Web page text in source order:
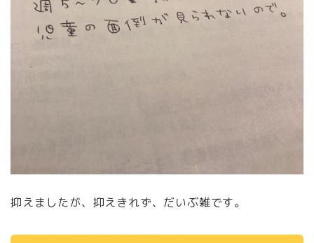
抑えましたが、抑えきれず、だいぶ雑です。